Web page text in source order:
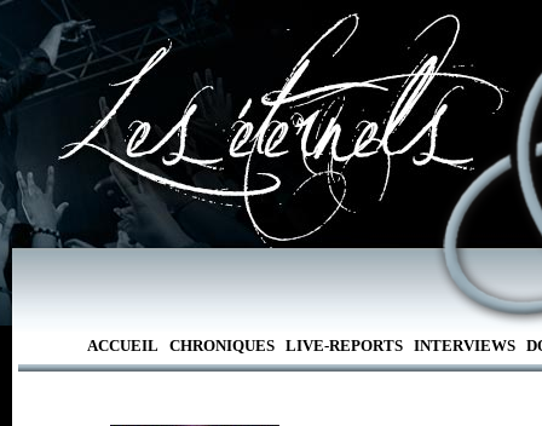
ACCUEIL CHRONIQUES LIVE-REPORTS INTERVIEWS